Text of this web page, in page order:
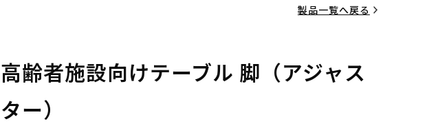
製品一覧へ戻る
高齢者施設向けテーブル 脚（アジャス
ター）